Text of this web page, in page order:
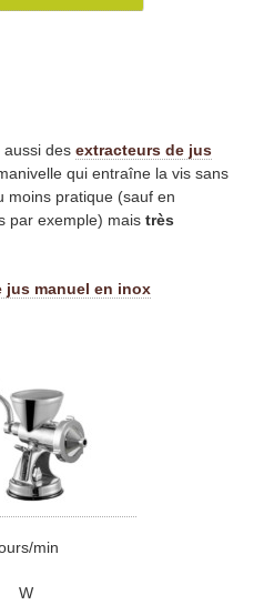
aussi des extracteurs de jus
qui entraîne la vis sans
moins pratique (sauf en
par exemple) mais très
jus manuel en inox
min
W